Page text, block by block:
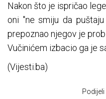
Nakon što je ispričao
oni "ne smiju da
prepoznao njegov je
Vučinićem izbacio ga je
(Vijesti.ba)